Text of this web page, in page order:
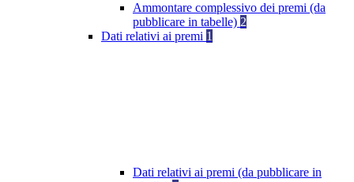
Ammontare complessivo dei premi (da
pubblicare in tabelle) 2
Dati relativi ai premi 1
Dati relativi ai premi (da pubblicare in